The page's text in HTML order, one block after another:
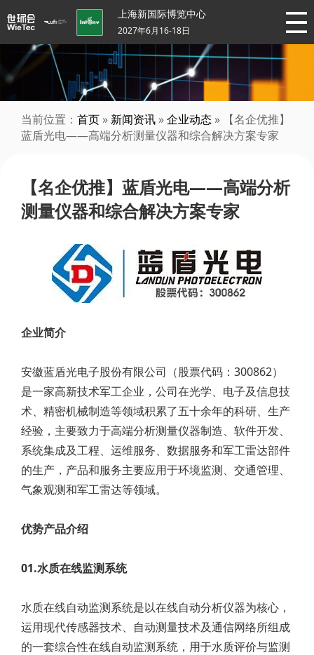
上海新国际博览中心
2027年6月16-18日
当前位置： 首页 » 新闻资讯 »企业动态 » 【名企优推】
蓝盾光电——高端分析测量仪器和综合解决方案专家
【名企优推】蓝盾光电——高端分析
测量仪器和综合解决方案专家
企业简介
安徽蓝盾光电子股份有限公司（股票代码：300862）
是一家高新技术军工企业，公司在光学、电子及信息技
术、精密机械制造等领域积累了五十余年的科研、生产
经验，主要致力于高端分析测量仪器制造、软件开发、
系统集成及工程、运维服务、数据服务和军工雷达部件
的生产，产品和服务主要应用于环境监测、交通管理、
气象观测和军工雷达等领域。
优势产品介绍
01.水质在线监测系统
水质在线自动监测系统是以在线自动分析仪器为核心，
运用现代传感器技术、自动测量技术及通信网络所组成
的一套综合性在线自动监测系统，用于水质评价与监测